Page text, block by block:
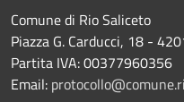
Comune di Rio Saliceto
Piazza G. Carducci, 18 -
Partita IVA: 00377960356
Email: